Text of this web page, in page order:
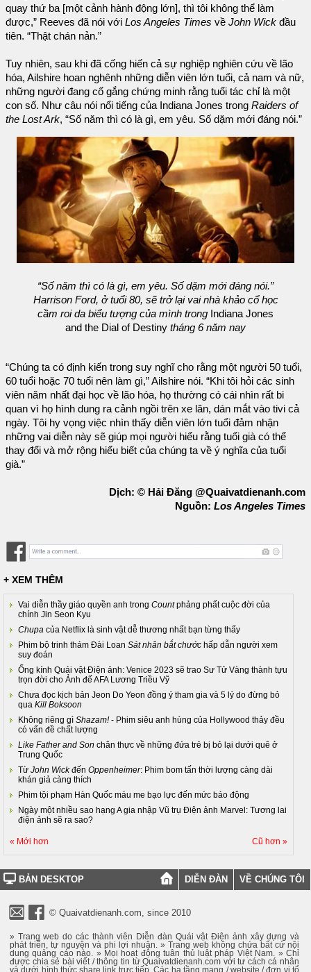
quay thứ ba [một cảnh hành động lớn], thì tôi không thể làm
được,” Reeves đã nói với Los Angeles Times về John Wick đầu
tiên. “Thật chán nản.”
Tuy nhiên, sau khi đã cống hiến cả sự nghiệp nghiên cứu về lão
hóa, Ailshire hoan nghênh những diễn viên lớn tuổi, cả nam và nữ,
những người đang cố gắng chứng minh rằng tuổi tác chỉ là một
con số. Như câu nói nổi tiếng của Indiana Jones trong Raiders of
the Lost Ark, “Số năm thì có là gì, em yêu. Số dặm mới đáng nói.”
“Số năm thì có là gì, em yêu. Số dặm mới đáng nói.”
Harrison Ford, ở tuổi 80, sẽ trở lại vai nhà khảo cổ học
cầm roi da biểu tượng của mình trong Indiana Jones
and the Dial of Destiny tháng 6 năm nay
“Chúng ta có định kiến trong suy nghĩ cho rằng một người 50 tuổi,
60 tuổi hoặc 70 tuổi nên làm gì,” Ailshire nói. “Khi tôi hỏi các sinh
viên năm nhất đại học về lão hóa, họ thường có cái nhìn rất bi
quan vì họ hình dung ra cảnh ngồi trên xe lăn, dán mắt vào tivi cả
ngày. Tôi hy vọng việc nhìn thấy diễn viên lớn tuổi đảm nhận
những vai diễn này sẽ giúp mọi người hiểu rằng tuổi già có thể
thay đổi và mở rộng hiểu biết của chúng ta về ý nghĩa của tuổi
già.”
Dịch: © Hải Đăng @Quaivatdienanh.com
Nguồn: Los Angeles Times
+ XEM THÊM
Vai diễn thầy giáo quyền anh trong Countphảng phất cuộc đời của
chính Jin Seon Kyu
Chupa của Netflix là sinh vật dễ thương nhất bạn từng thấy
Phim bộ trinh thám Đài Loan Sát nhân bắt chước hấp dẫn người xem
suy đoán
​Ống kính Quái vật Điện ảnh: Venice 2023 sẽ trao Sư Tử Vàng thành tựu
trọn đời cho Ảnh đế AFA Lương Triều Vỹ
Chưa đọc kịch bản Jeon Do Yeon đồng ý tham gia và 5 lý do đừng bỏ
qua Kill Boksoon
Không riêng gì Shazam!- Phim siêu anh hùng của Hollywood thảy đều
có vấn đề chất lượng
Like Father and Son chân thực về những đứa trẻ bị bỏ lại dưới quê ở
Trung Quốc
Từ John Wickđến Oppenheimer: Phim bom tấn thời lượng càng dài
khán giả càng thích
Phim tội phạm Hàn Quốc máu me bạo lực đến mức báo động
Ngày một nhiều sao hạng A gia nhập Vũ trụ Điện ảnh Marvel: Tương lai
điện ảnh sẽ ra sao?
« Mới hơn Cũ hơn »
BẢN DESKTOP DIỄN ĐÀN VỀ CHÚNG TÔI
© Quaivatdienanh.com, since 2010
» Trang web do các thành viên Diễn đàn Quái vật Điện ảnh xây dựng và
phát triển, tự nguyện và phi lợi nhuận. » Trang web không chứa bất cứ nội
dung quảng cáo nào. » Mọi hoạt động tuân thủ luật pháp Việt Nam. » Chỉ
được chia sẻ bài viết / thông tin từ Quaivatdienanh.com với tư cách cá nhân
và dưới hình thức share link trực tiếp. Các hạ tầng mạng / website / đơn vị tổ